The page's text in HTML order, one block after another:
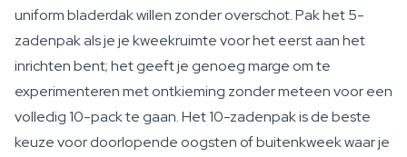
uniform bladerdak willen zonder overschot. Pak het 5-
zadenpak als je je kweekruimte voor het eerst aan het
inrichten bent; het geeft je genoeg marge om te
experimenteren met ontkieming zonder meteen voor een
volledig 10-pack te gaan. Het 10-zadenpak is de beste
keuze voor doorlopende oogsten of buitenkweek waar je